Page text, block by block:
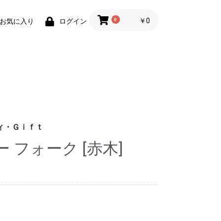
お気に入り ログイン 0 ￥0
・Ｇｉｆｔ
)グッズ
ン小物
フォーク [赤木]